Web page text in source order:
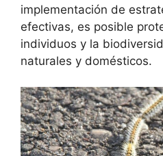
implementación de
efectivas, es posible
individuos y la
naturales y domésticos.